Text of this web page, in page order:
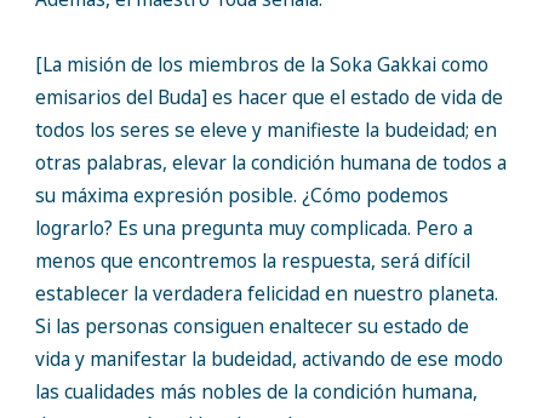
[La misión de los miembros de la Soka Gakkai como
emisarios del Buda] es hacer que el estado de vida de
todos los seres se eleve y manifieste la budeidad; en
otras palabras, elevar la condición humana de todos a
su máxima expresión posible. ¿Cómo podemos
lograrlo? Es una pregunta muy complicada. Pero a
menos que encontremos la respuesta, será difícil
establecer la verdadera felicidad en nuestro planeta.
Si las personas consiguen enaltecer su estado de
vida y manifestar la budeidad, activando de ese modo
las cualidades más nobles de la condición humana,